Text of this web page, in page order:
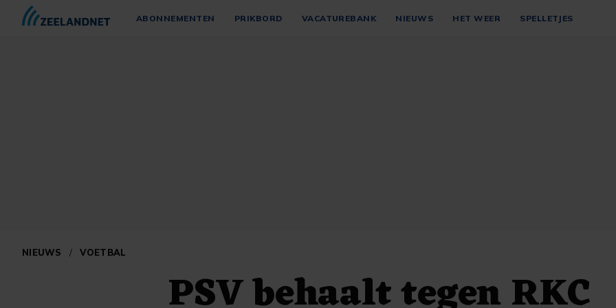
ABONNEMENTEN PRIKBORD VACATUREBANK NIEUWS HET WEER SPELLETJES
NIEUWS / VOETBAL